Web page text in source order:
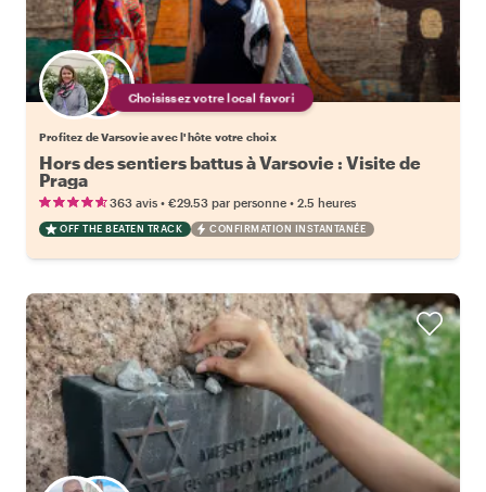
Choisissez votre local favori
Profitez de Varsovie avec l'hôte votre choix
Hors des sentiers battus à Varsovie : Visite de
Praga
363 avis • €29.53 par personne • 2.5 heures
OFF THE BEATEN TRACK CONFIRMATION INSTANTANÉE